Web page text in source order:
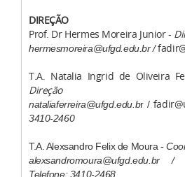
DIREÇÃO
Prof. Dr Hermes Moreira Junior -
hermesmoreira@ufgd.edu.br /
T.A. Natalia Ingrid de Oliveira
Direção
nataliaferreira@ufgd.edu.br /
3410-2460
T.A. Alexsandro Felix de Moura -
alexsandromoura@ufgd.edu.br /
Telefone: 3410-2468